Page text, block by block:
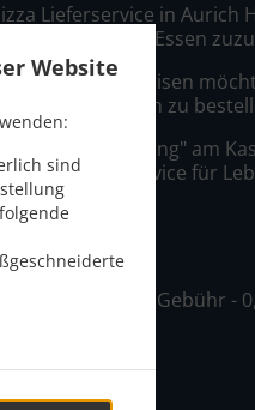
Website
sind
Lieferservice in Aurich
dazu, leckeres Essen
wie ein König speisen
Tulipano Aurich zu
einfach "Lieferung" am
unser Lieferservice für
, Mind. - 15,00 €, Gebühr -